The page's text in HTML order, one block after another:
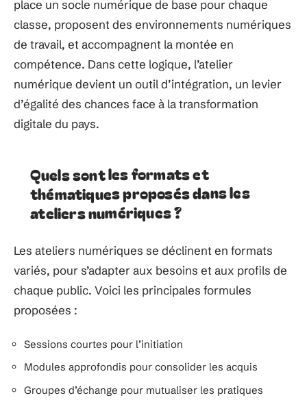
place un socle numérique de base pour chaque
classe, proposent des environnements numériques
de travail, et accompagnent la montée en
compétence. Dans cette logique, l’atelier
numérique devient un outil d’intégration, un levier
d’égalité des chances face à la transformation
digitale du pays.
Quels sont les formats et
thématiques proposés dans les
ateliers numériques ?
Les ateliers numériques se déclinent en formats
variés, pour s’adapter aux besoins et aux profils de
chaque public. Voici les principales formules
proposées :
Sessions courtes pour l’initiation
Modules approfondis pour consolider les acquis
Groupes d’échange pour mutualiser les pratiques